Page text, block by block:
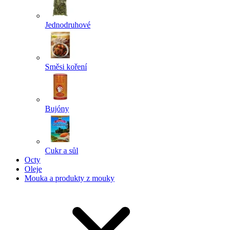
Jednodruhové
Směsi koření
Bujóny
Cukr a sůl
Octy
Oleje
Mouka a produkty z mouky